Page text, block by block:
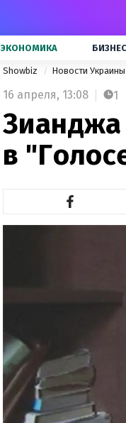
ЭКОНОМИКА БИЗНЕС
Showbiz Новости Украины
16 апреля, 13:08 1
в